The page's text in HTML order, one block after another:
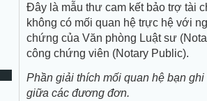
Đây là mẫu thư cam kết bảo trợ tài
không có mối quan hệ trực hệ với
chứng của Văn phòng Luật sư
công chứng viên (Notary Public).
Phần giải thích mối quan hệ bạn
giữa các đương đơn.